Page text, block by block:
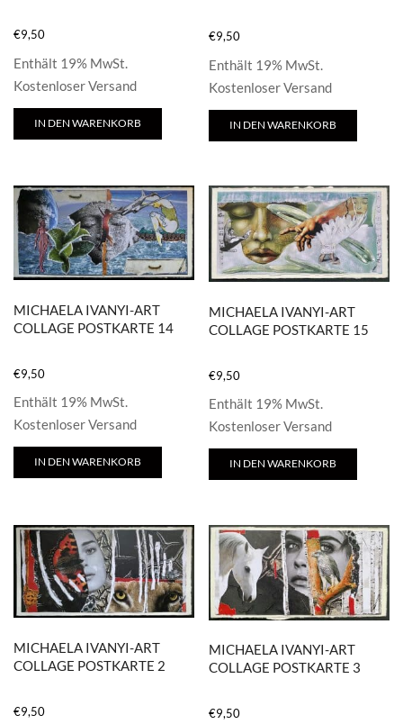
€9,50
Enthält 19% MwSt.
Kostenloser Versand
IN DEN WARENKORB
€9,50
Enthält 19% MwSt.
Kostenloser Versand
IN DEN WARENKORB
MICHAELA IVANYI-ART
COLLAGE POSTKARTE 14
€9,50
Enthält 19% MwSt.
Kostenloser Versand
IN DEN WARENKORB
MICHAELA IVANYI-ART
COLLAGE POSTKARTE 15
€9,50
Enthält 19% MwSt.
Kostenloser Versand
IN DEN WARENKORB
MICHAELA IVANYI-ART
COLLAGE POSTKARTE 2
€9,50
MICHAELA IVANYI-ART
COLLAGE POSTKARTE 3
€9,50